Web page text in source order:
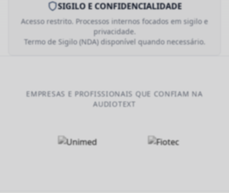
SIGILO E CONFIDENCIALIDADE
Acesso restrito. Processos internos focados em sigilo e
privacidade.
Termo de Sigilo (NDA) disponível quando necessário.
EMPRESAS E PROFISSIONAIS QUE CONFIAM NA
AUDIOTEXT